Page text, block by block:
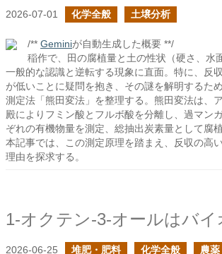
2026-07-01 化学全般 土壌分析
/** Geminiが自動生成した概要 **/
稲作で、田の腐植量と土の性状（硬さ、水
一般的な認識と逆転する現象に直面。特に、反
が低いことに疑問を抱き、その謎を解明するた
測定法「熊田変法」を整理する。熊田変法は、
殿によりフミン酸とフルボ酸を分離し、過マン
ぞれの有機物量を測定、総抽出炭素量として腐
本記事では、この測定原理を踏まえ、反収の高
理由を探求する。
2026-06-25 堆肥・肥料 化学全般 農薬